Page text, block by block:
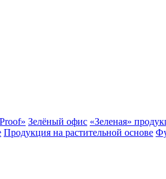
Зелёный офис «Зеленая»
Продукция на растительной основе